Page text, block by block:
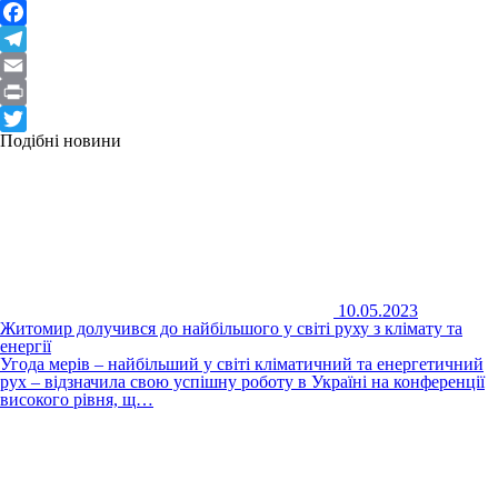
Facebook
Telegram
Email
Print
Twitter
Подібні новини
10.05.2023
Житомир долучився до найбільшого у світі руху з клімату та
енергії
Угода мерів – найбільший у світі кліматичний та енергетичний
рух – відзначила свою успішну роботу в Україні на конференції
високого рівня, щ…